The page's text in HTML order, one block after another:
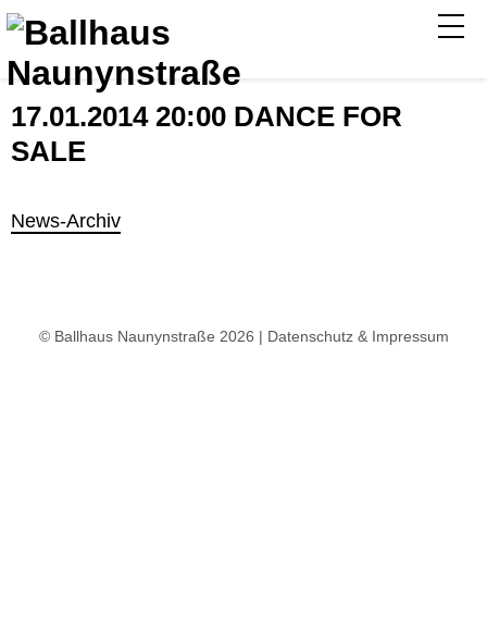
17.01.2014 20:00 DANCE FOR
SALE
News-Archiv
© Ballhaus Naunynstraße 2026 | Datenschutz & Impressum